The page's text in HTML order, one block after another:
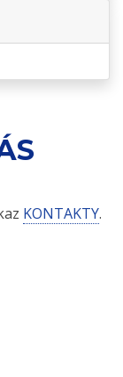
KONTAKTY.